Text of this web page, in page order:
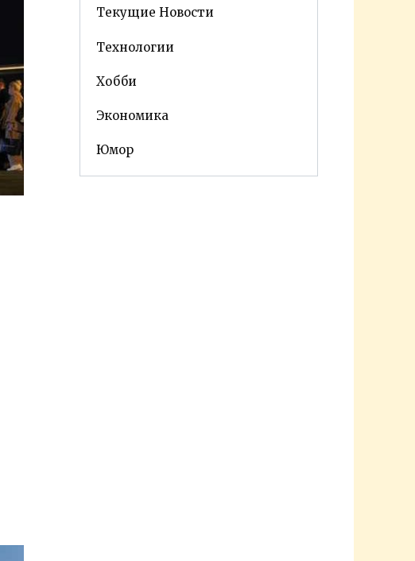
Текущие Новости
Технологии
Хобби
Экономика
Юмор